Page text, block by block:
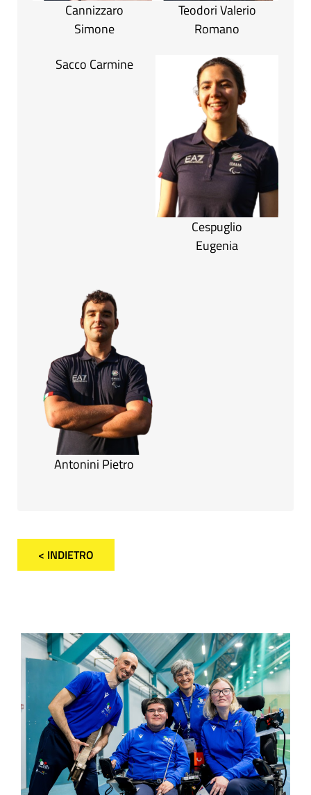
Cannizzaro
Simone
Teodori Valerio
Romano
Sacco Carmine
Cespuglio
Eugenia
Antonini Pietro
< INDIETRO